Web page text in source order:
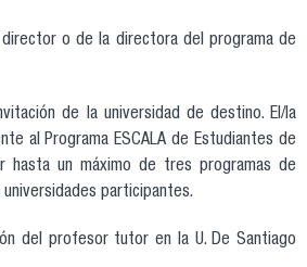
o de la directora del programa de
de la universidad de destino. El/la
al Programa ESCALA de Estudiantes de
hasta un máximo de tres programas de
participantes.
del profesor tutor en la U. De Santiago